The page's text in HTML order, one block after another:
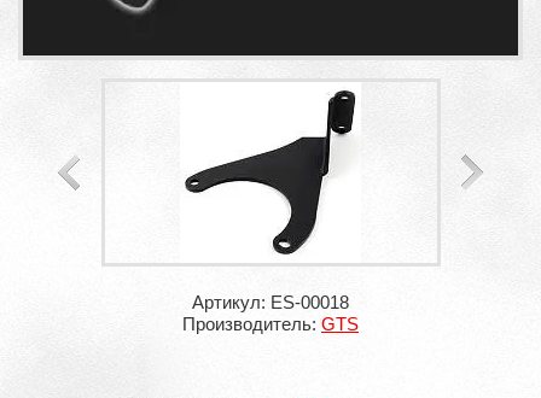
Артикул: ES-00018
Производитель: GTS